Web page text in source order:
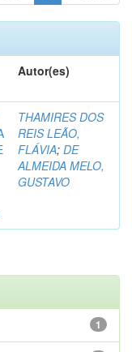
Autor(es)
THAMIRES DOS
REIS LEÃO,
FLÁVIA; DE
ALMEIDA MELO,
GUSTAVO
1